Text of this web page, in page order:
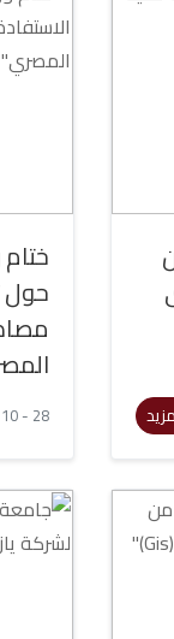
حول
28 - 10 - 2025